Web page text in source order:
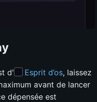
d' Esprit d’os, laissez
avant de lancer
dépensée est